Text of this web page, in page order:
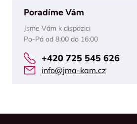
Poradíme Vám
Jsme Vám k dispozici
Po-Pá od 8:00 do 16:00
+420 725 545 626
info@jma-kam.cz